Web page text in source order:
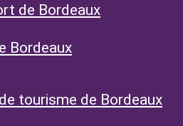
de Bordeaux
Bordeaux
tourisme de Bordeaux